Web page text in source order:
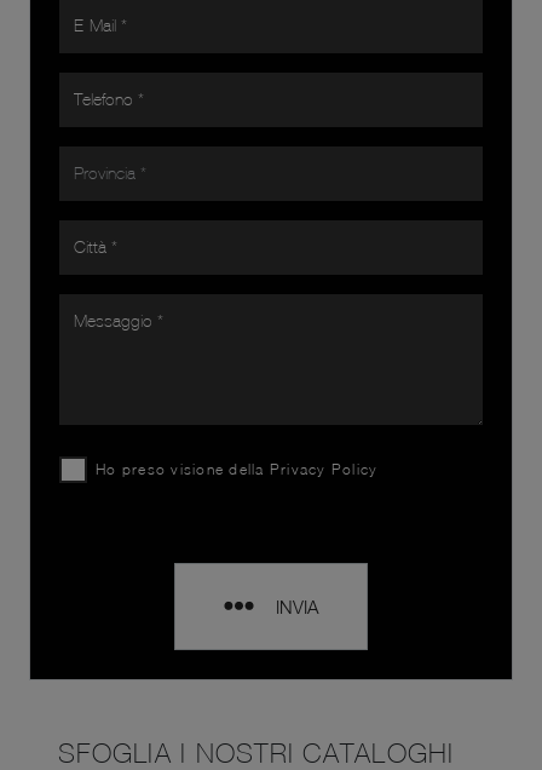
Ho preso visione della Privacy Policy
INVIA
SFOGLIA I NOSTRI CATALOGHI